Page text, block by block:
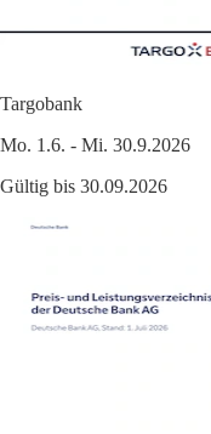
Targobank
Mo. 1.6. - Mi. 30.9.2026
Gültig bis 30.09.2026